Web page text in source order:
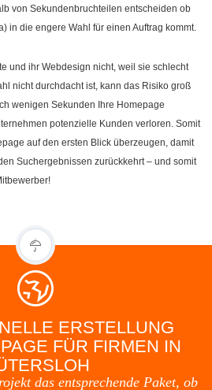
von Sekundenbruchteilen entscheiden ob
in die engere Wahl für einen Auftrag kommt.
und ihr Webdesign nicht, weil sie schlecht
nicht durchdacht ist, kann das Risiko groß
wenigen Sekunden Ihre Homepage
potenzielle Kunden verloren. Somit
auf den ersten Blick überzeugen, damit
Suchergebnissen zurückkehrt – und somit
ERSTELLUNG
FÜR FIRMEN IN
das entsprechende Paket, ob